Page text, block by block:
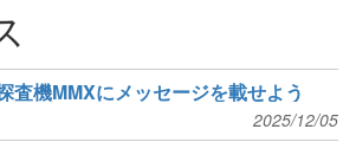
査機MMXにメッセージを載せよう
2025/12/05